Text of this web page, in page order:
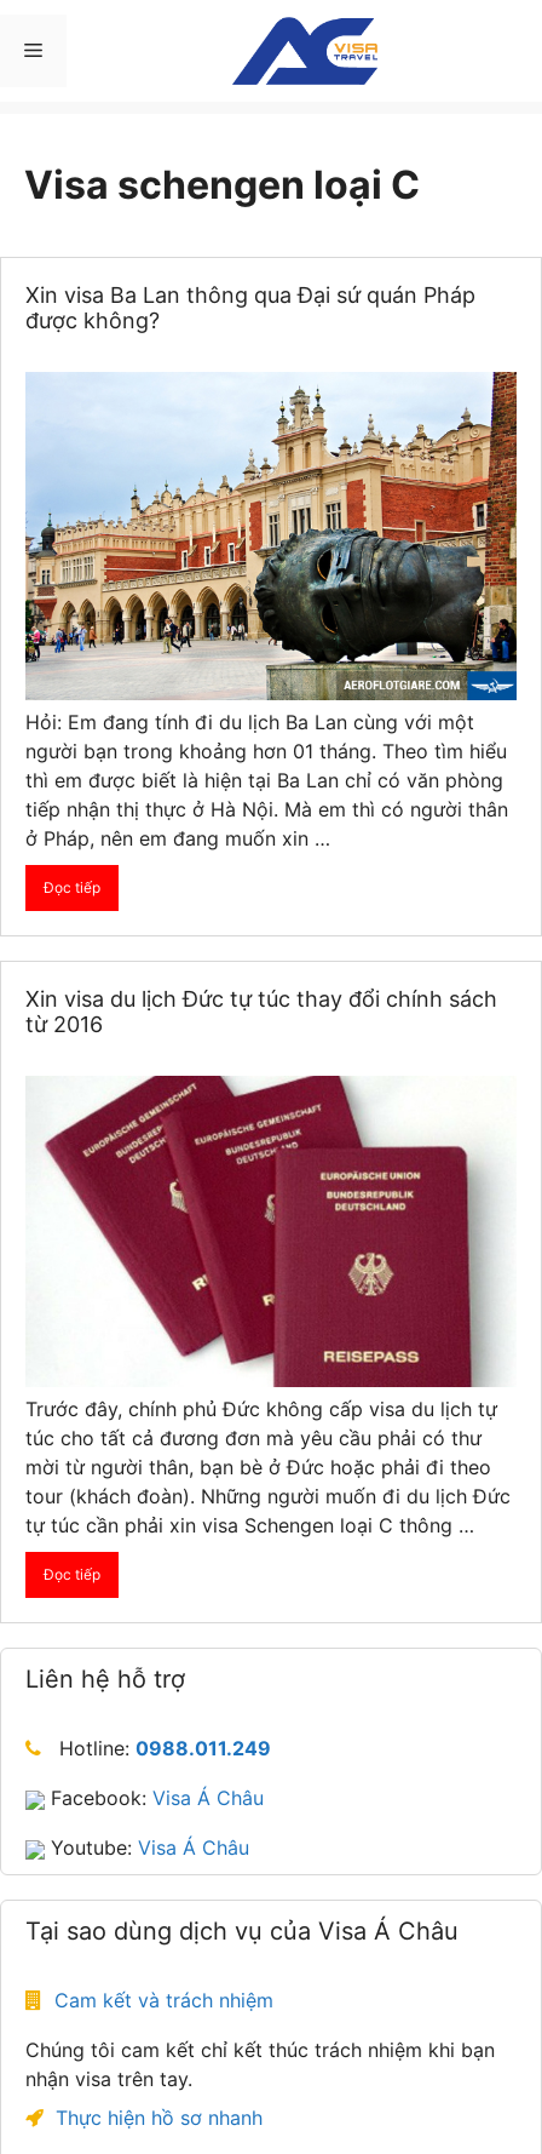
đến Menu
Visa schengen loại C
Xin visa Ba Lan thông qua Đại sứ quán Pháp
được không?
Hỏi: Em đang tính đi du lịch Ba Lan cùng với một
người bạn trong khoảng hơn 01 tháng. Theo tìm hiểu
thì em được biết là hiện tại Ba Lan chỉ có văn phòng
tiếp nhận thị thực ở Hà Nội. Mà em thì có người thân
ở Pháp, nên em đang muốn xin …
Đọc tiếp
Xin visa du lịch Đức tự túc thay đổi chính sách
từ 2016
Trước đây, chính phủ Đức không cấp visa du lịch tự
túc cho tất cả đương đơn mà yêu cầu phải có thư
mời từ người thân, bạn bè ở Đức hoặc phải đi theo
tour (khách đoàn). Những người muốn đi du lịch Đức
tự túc cần phải xin visa Schengen loại C thông …
Đọc tiếp
Liên hệ hỗ trợ
Hotline: 0988.011.249
Facebook: Visa Á Châu
Youtube: Visa Á Châu
Tại sao dùng dịch vụ của Visa Á Châu
Cam kết và trách nhiệm
Chúng tôi cam kết chỉ kết thúc trách nhiệm khi bạn
nhận visa trên tay.
Thực hiện hồ sơ nhanh